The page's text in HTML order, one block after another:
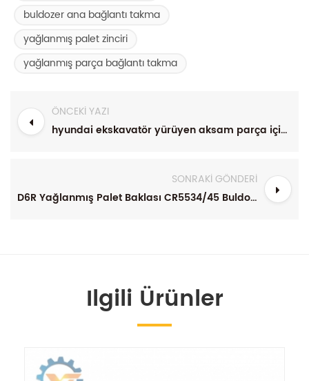
buldozer ana bağlantı takma
yağlanmış palet zinciri
yağlanmış parça bağlantı takma
ÖNCEKI YAZI
hyundai ekskavatör yürüyen aksam parça için palet bağlantısı
SONRAKI GÖNDERI
D6R Yağlanmış Palet Baklası CR5534/45 Buldozer Palet Zinciri
Ilgili Ürünler